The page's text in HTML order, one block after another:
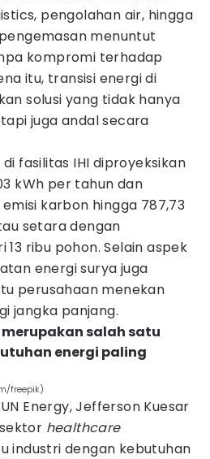
pengolahan air, hingga
menuntut
kompromi terhadap
itu, transisi energi di
solusi yang tidak hanya
juga andal secara
fasilitas IHI diproyeksikan
kWh per tahun dan
karbon hingga 787,73
setara dengan
ribu pohon. Selain aspek
energi surya juga
perusahaan menekan
jangka panjang.
salah satu
energi paling
freepik)
Energy, Jefferson Kuesar
healthcare
industri dengan kebutuhan